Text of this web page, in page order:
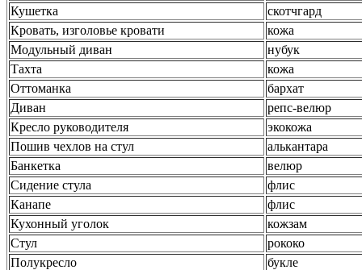
Кушетка
скотчгард
Кровать, изголовье кровати
кожа
Модульный диван
нубук
Тахта
кожа
Оттоманка
бархат
Диван
репс-велюр
Кресло руководителя
экокожа
Пошив чехлов на стул
алькантара
Банкетка
велюр
Сидение стула
флис
Канапе
флис
Кухонный уголок
кожзам
Стул
рококо
Полукресло
букле